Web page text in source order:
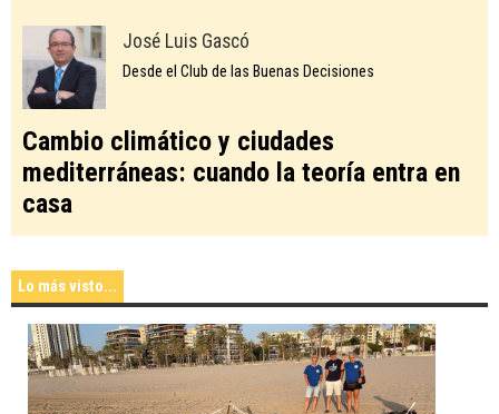
José Luis Gascó
Desde el Club de las Buenas Decisiones
Cambio climático y ciudades
mediterráneas: cuando la teoría entra en
casa
Lo más visto...